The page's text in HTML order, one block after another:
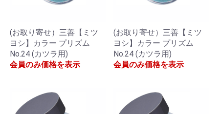
(お取り寄せ）三善【ミツ
ヨシ】カラー プリズム
No.24 (カツラ用)
会員のみ価格を表示
(お取り寄せ）三善【ミツ
ヨシ】カラー プリズム
No.24 (カツラ用)
会員のみ価格を表示